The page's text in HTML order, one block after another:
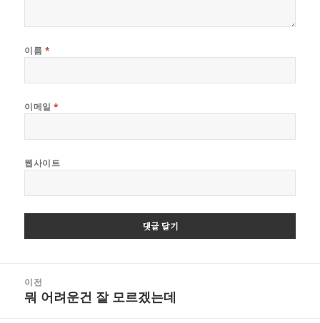
이름 *
이메일*
웹사이트
이전
이
뭐 어려운건 잘 모르겠는데